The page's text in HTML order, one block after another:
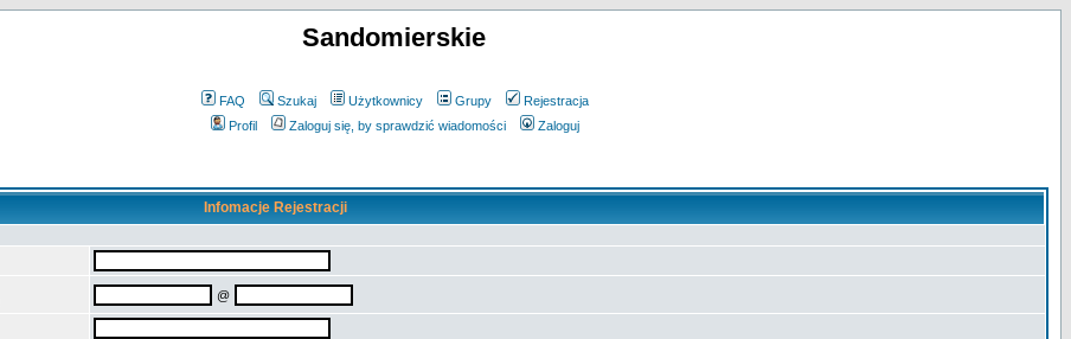
Sandomierskie
FAQ Szukaj Użytkownicy Grupy
Rejestracja
Profil
Zaloguj się, by sprawdzić wiadomości Zaloguj
Infomacje Rejestracji
@